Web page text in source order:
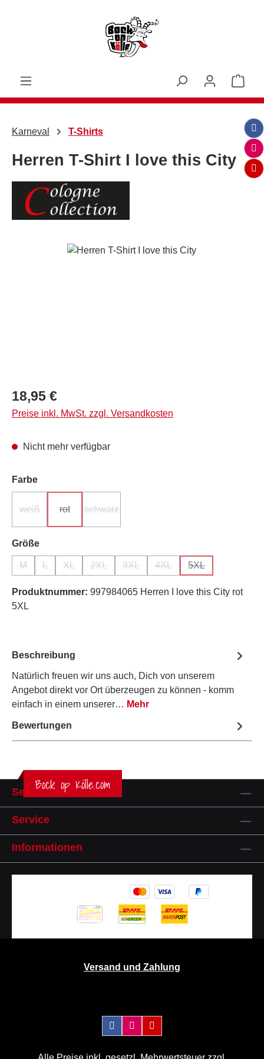
Karneval T-Shirts
Herren T-Shirt I love this City
Bildergalerie überspringen
Regulärer Preis:
18,95 €
Preise inkl. MwSt. zzgl. Versandkosten
Nicht mehr verfügbar
Farbeauswählen
weiß rot schwarz
Größeauswählen
M L
(Diese Option ist zurzeit nicht verfügbar.)
XL
(Diese Option ist zurzeit nicht verfügbar.)
2XL
(Diese Option ist zurzeit nicht verfügbar.)
3XL
(Diese Option ist zurzeit nicht
4XL
(Diese Option ist zurzeit
5XL
(Diese Option ist
Produktnummer: 997984065 Herren I love this City rot
5XL
Beschreibung
Natürlich freuen wir uns auch, Dich von unserem
Angebot direkt vor Ort überzeugen zu können - komm
einfach in einem unserer… Mehr
Bewertungen
Bock op Kölle.com
Service-Hotline
Service
Informationen
Versand und Zahlung